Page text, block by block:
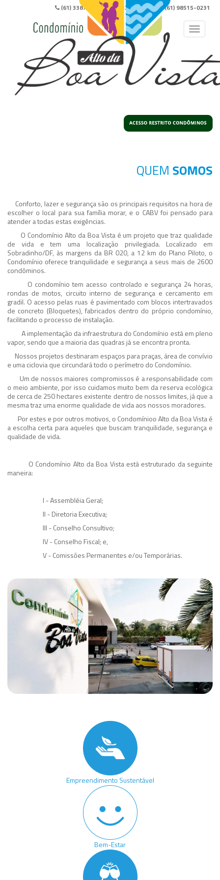
(61) 3387-1060 (61) 3251-9300 (61) 98515-0231
Toggle
QUEM SOMOS
Conforto, lazer e segurança são os principais requisitos na hora de
escolher o local para sua família morar, e o CABV foi pensado para
atender a todas estas exigências.
O Condomínio Alto da Boa Vista é um projeto que traz qualidade
de vida e tem uma localização privilegiada. Localizado em
Sobradinho/DF, às margens da BR 020, a 12 km do Plano Piloto, o
Condomínio oferece tranquilidade e segurança a seus mais de 2600
condôminos.
O condomínio tem acesso controlado e segurança 24 horas,
rondas de motos, circuito interno de segurança e cercamento em
gradil. O acesso pelas ruas é pavimentado com blocos intertravados
de concreto (Bloquetes), fabricados dentro do próprio condomínio,
facilitando o processo de instalação.
A implementação da infraestrutura do Condomínio está em pleno
vapor, sendo que a maioria das quadras já se encontra pronta.
Nossos projetos destinaram espaços para praças, área de convívio
e uma ciclovia que circundará todo o perímetro do Condomínio.
Um de nossos maiores compromissos é a responsabilidade com
o meio ambiente, por isso cuidamos muito bem da reserva ecológica
de cerca de 250 hectares existente dentro de nossos limites, já que a
mesma traz uma enorme qualidade de vida aos nossos moradores.
Por estes e por outros motivos, o Condomínioo Alto da Boa Vista é
a escolha certa para aqueles que buscam tranquilidade, segurança e
qualidade de vida.
O Condomínio Alto da Boa Vista está estruturado da seguinte
maneira:
I - Assembléia Geral;
II - Diretoria Executiva;
III - Conselho Consultivo;
IV - Conselho Fiscal; e,
V - Comissões Permanentes e/ou Temporárias.
Empreendimento Sustentável
Bem-Estar